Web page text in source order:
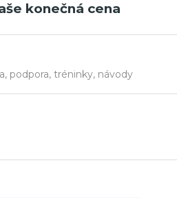
konečná cena
podpora, tréninky, návody